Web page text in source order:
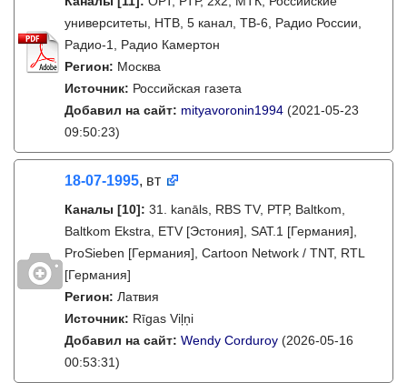
университеты, НТВ, 5 канал, ТВ-6, Радио России,
Радио-1, Радио Камертон
Регион: Москва
Источник: Российская газета
Добавил на сайт: mityavoronin1994 (2021-05-23
09:50:23)
18-07-1995, вт
Каналы [10]: 31. kanāls, RBS TV, РТР, Baltkom,
Baltkom Ekstra, ETV [Эстония], SAT.1 [Германия],
ProSieben [Германия], Cartoon Network / TNT, RTL
[Германия]
Регион: Латвия
Источник: Rīgas Viļņi
Добавил на сайт: Wendy Corduroy (2026-05-16
00:53:31)